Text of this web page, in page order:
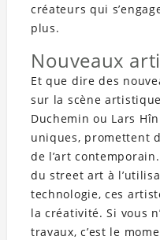
créateurs qui
plus.
Nouveaux
Et que dire des
sur la scène
Duchemin ou Lars
uniques, promettent
de l’art
du street art à
technologie, ces
la créativité. Si vous
travaux, c’est le